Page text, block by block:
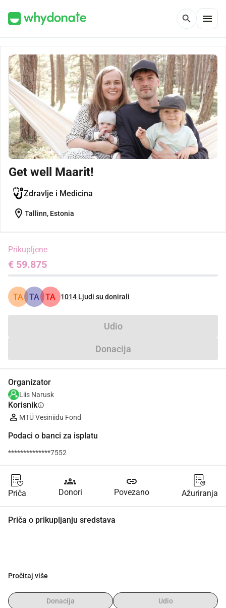
search menu
Get well Maarit!
Zdravlje i Medicina
location_on Tallinn, Estonia
Prikupljene
€ 59.875
TA TA TA 1014 Ljudi su donirali
Udio
Donacija
Organizator
Liis Narusk
Korisnikinfo
MTÜ Vesiniidu Fond
Podaci o banci za isplatu
**************7552
Priča
groups
Donori
link
Povezano Ažuriranja
Priča o prikupljanju sredstava
Pročitaj više
Donacija Udio